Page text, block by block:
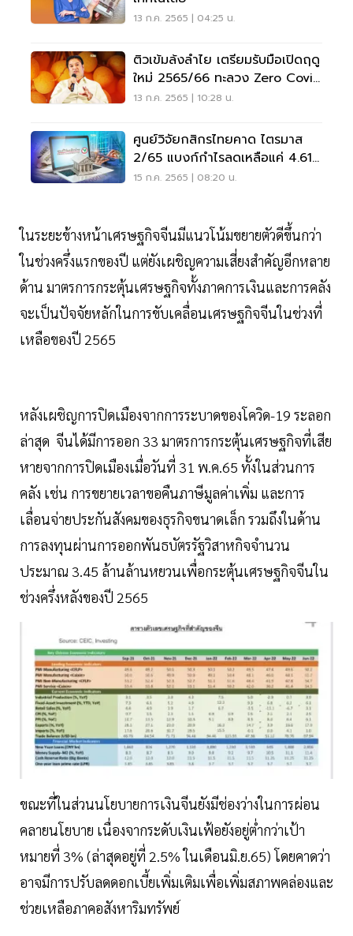
13 ก.ค. 2565 | 04:25 น.
ติวเข้มล้งลำไย เตรียมรับมือเปิดฤดู
ใหม่ 2565/66 ทะลวง Zero Covid
"จีน"
13 ก.ค. 2565 | 10:28 น.
ศูนย์วิจัยกสิกรไทยคาด ไตรมาส
2/65 แบงก์กำไรลดเหลือแค่ 4.61
หมื่นล้าน
15 ก.ค. 2565 | 08:20 น.
ในระยะข้างหน้าเศรษฐกิจจีนมีแนวโน้มขยายตัวดีขึ้นกว่า
ในช่วงครึ่งแรกของปี แต่ยังเผชิญความเสี่ยงสำคัญอีกหลาย
ด้าน มาตรการกระตุ้นเศรษฐกิจทั้งภาคการเงินและการคลัง
จะเป็นปัจจัยหลักในการขับเคลื่อนเศรษฐกิจจีนในช่วงที่
เหลือของปี 2565
หลังเผชิญการปิดเมืองจากการระบาดของโควิด-19 ระลอก
ล่าสุด จีนได้มีการออก 33 มาตรการกระตุ้นเศรษฐกิจที่เสีย
หายจากการปิดเมืองเมื่อวันที่ 31 พ.ค.65 ทั้งในส่วนการ
คลัง เช่น การขยายเวลาขอคืนภาษีมูลค่าเพิ่ม และการ
เลื่อนจ่ายประกันสังคมของธุรกิจขนาดเล็ก รวมถึงในด้าน
การลงทุนผ่านการออกพันธบัตรรัฐวิสาหกิจจำนวน
ประมาณ 3.45 ล้านล้านหยวนเพื่อกระตุ้นเศรษฐกิจจีนใน
ช่วงครึ่งหลังของปี 2565
ขณะที่ในส่วนนโยบายการเงินจีนยังมีช่องว่างในการผ่อน
คลายนโยบาย เนื่องจากระดับเงินเฟ้อยังอยู่ต่ำกว่าเป้า
หมายที่ 3% (ล่าสุดอยู่ที่ 2.5% ในเดือนมิ.ย.65) โดยคาดว่า
อาจมีการปรับลดดอกเบี้ยเพิ่มเติมเพื่อเพิ่มสภาพคล่องและ
ช่วยเหลือภาคอสังหาริมทรัพย์